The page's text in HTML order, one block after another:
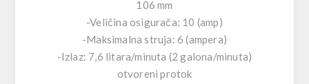
106 mm
-Veličina osigurača: 10 (amp)
-Maksimalna struja: 6 (ampera)
-Izlaz: 7,6 litara/minuta (2 galona/minuta)
otvoreni protok